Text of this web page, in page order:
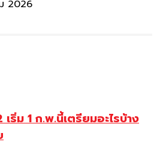
2026
ริ่ม 1 ก.พ.นี้เตรียมอะไรบ้าง